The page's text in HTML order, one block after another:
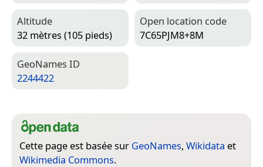
Altitude
32 mètres (105 pieds)
Open location code
7C65PJM8+8M
Geo­Names ID
2244422
Cette page est basée sur GeoNames, Wikidata et
Wikimedia Commons.